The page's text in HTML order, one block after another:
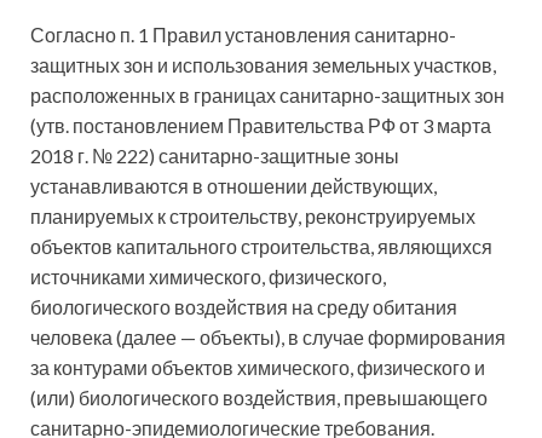
Согласно п. 1 Правил установления санитарно-
защитных зон и использования земельных участков,
расположенных в границах санитарно-защитных зон
(утв. постановлением Правительства РФ от 3 марта
2018 г. № 222) санитарно-защитные зоны
устанавливаются в отношении действующих,
планируемых к строительству, реконструируемых
объектов капитального строительства, являющихся
источниками химического, физического,
биологического воздействия на среду обитания
человека (далее — объекты), в случае формирования
за контурами объектов химического, физического и
(или) биологического воздействия, превышающего
санитарно-эпидемиологические требования.